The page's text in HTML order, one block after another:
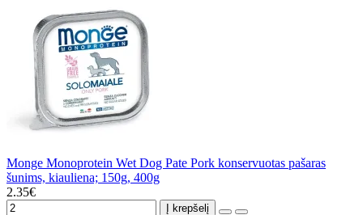
Monge Monoprotein Wet Dog Pate Pork konservuotas pašaras
šunims, kiauliena; 150g, 400g
2.35€
Į krepšelį